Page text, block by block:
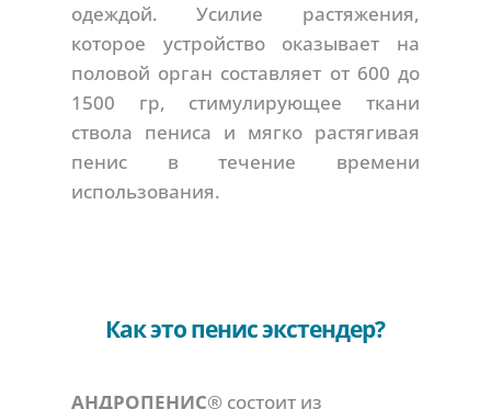
одеждой. Усилие растяжения,
которое устройство оказывает на
половой орган составляет от 600 до
1500 гр, стимулирующее ткани
ствола пениса и мягко растягивая
пенис в течение времени
использования.
Как это пенис экстендер?
АНДРОПЕНИС® состоит из